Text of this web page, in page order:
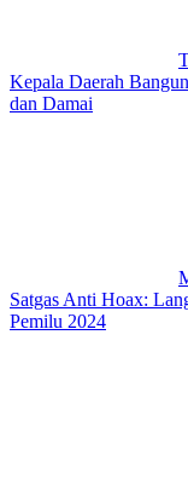
Kepala Daerah
dan Damai
Satgas Anti Hoax:
Pemilu 2024